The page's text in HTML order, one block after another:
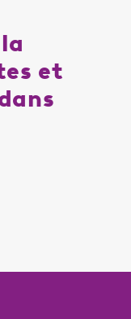
et